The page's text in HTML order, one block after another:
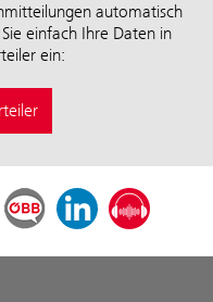
automatisch
einfach Ihre Daten in
ein:
ÖBB Corporate Blog
LinkedInPodcast